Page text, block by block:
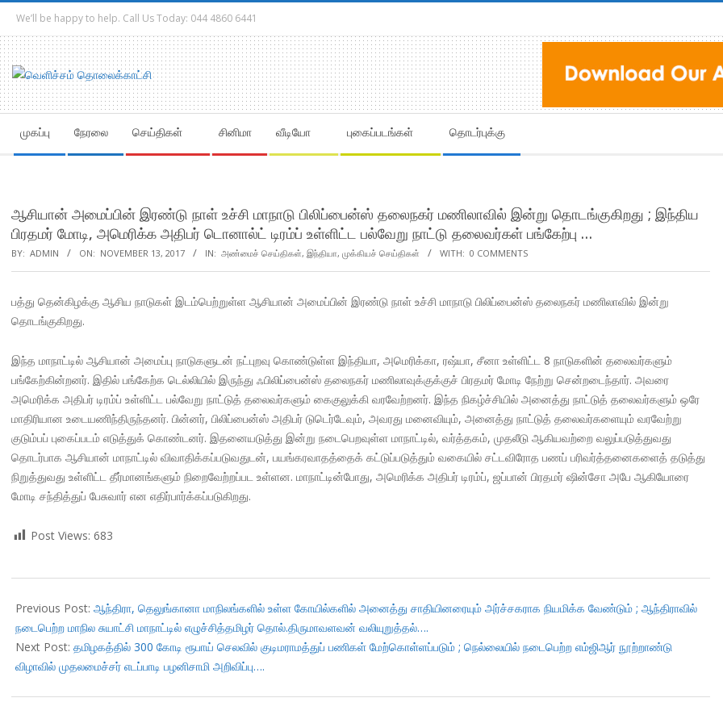
Skip
content
We’ll be happy to help. Call Us Today: 044 4860 6441
Navigation
Menu
முகப்பு நேரலை செய்திகள் சினிமா வீடியோ புகைப்படங்கள் தொடர்புக்கு
ஆசியான் அமைப்பின் இரண்டு நாள் உச்சி மாநாடு பிலிப்பைன்ஸ் தலைநகர் மணிலாவில் இன்று தொடங்குகிறது ; இந்திய
பிரதமர் மோடி, அமெரிக்க அதிபர் டொனால்ட் டிரம்ப் உள்ளிட்ட பல்வேறு நாட்டு தலைவர்கள் பங்கேற்பு …
BY: ADMIN ON: NOVEMBER 13, 2017 IN: அண்மைச் செய்திகள், இந்தியா, முக்கியச் செய்திகள் WITH: 0 COMMENTS
பத்து தென்கிழக்கு ஆசிய நாடுகள் இடம்பெற்றுள்ள ஆசியான் அமைப்பின் இரண்டு நாள் உச்சி மாநாடு பிலிப்பைன்ஸ் தலைநகர் மணிலாவில் இன்று
தொடங்குகிறது.
இந்த மாநாட்டில் ஆசியான் அமைப்பு நாடுகளுடன் நட்புறவு கொண்டுள்ள இந்தியா, அமெரிக்கா, ரஷ்யா, சீனா உள்ளிட்ட 8 நாடுகளின் தலைவர்களும்
பங்கேற்கின்றனர். இதில் பங்கேற்க டெல்லியில் இருந்து ஃபிலிப்பைன்ஸ் தலைநகர் மணிலாவுக்குக்குச் பிரதமர் மோடி நேற்று சென்றடைந்தார். அவரை
அமெரிக்க அதிபர் டிரம்ப் உள்ளிட்ட பல்வேறு நாட்டுத் தலைவர்களும் கைகுலுக்கி வரவேற்றனர். இந்த நிகழ்ச்சியில் அனைத்து நாட்டுத் தலைவர்களும் ஒரே
மாதிரியான உடையணிந்திருந்தனர். பின்னர், பிலிப்பைன்ஸ் அதிபர் டுடெர்டேவும், அவரது மனைவியும், அனைத்து நாட்டுத் தலைவர்களையும் வரவேற்று
குடும்பப் புகைப்படம் எடுத்துக் கொண்டனர். இதனையடுத்து இன்று நடைபெறவுள்ள மாநாட்டில், வர்த்தகம், முதலீடு ஆகியவற்றை வலுப்படுத்துவது
தொடர்பாக ஆசியான் மாநாட்டில் விவாதிக்கப்படுவதுடன், பயங்கரவாதத்தைக் கட்டுப்படுத்தும் வகையில் சட்டவிரோத பணப் பரிவர்த்தனைகளைத் தடுத்து
நிறுத்துவது உள்ளிட்ட தீர்மானங்களும் நிறைவேற்றப்பட உள்ளன. மாநாட்டின்போது, அமெரிக்க அதிபர் டிரம்ப், ஜப்பான் பிரதமர் ஷின்சோ அபே ஆகியோரை
மோடி சந்தித்துப் பேசுவார் என எதிர்பார்க்கப்படுகிறது.
Post Views: 683
11-
13
Previous Post: ஆந்திரா, தெலுங்கானா மாநிலங்களில் உள்ள கோயில்களில் அனைத்து சாதியினரையும் அர்ச்சகராக நியமிக்க வேண்டும் ; ஆந்திராவில்
நடைபெற்ற மாநில சுயாட்சி மாநாட்டில் எழுச்சித்தமிழர் தொல்.திருமாவளவன் வலியுறுத்தல்….
Next Post: தமிழகத்தில் 300 கோடி ரூபாய் செலவில் குடிமராமத்துப் பணிகள் மேற்கொள்ளப்படும் ; நெல்லையில் நடைபெற்ற எம்ஜிஆர் நூற்றாண்டு
விழாவில் முதலமைச்சர் எடப்பாடி பழனிசாமி அறிவிப்பு….